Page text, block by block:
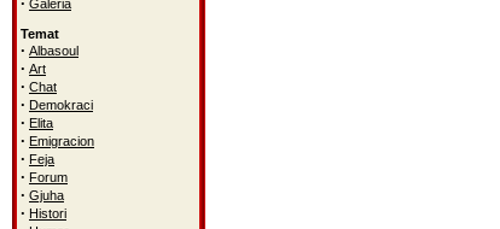
Galeria
Temat
· Albasoul
· Art
· Chat
· Demokraci
· Elita
· Emigracion
· Feja
· Forum
· Gjuha
· Histori